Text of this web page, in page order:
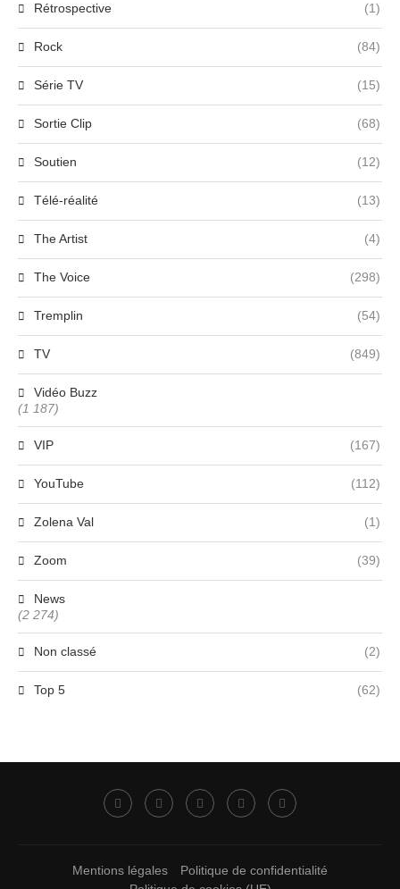
Rétrospective (1)
Rock (84)
Série TV (15)
Sortie Clip (68)
Soutien (12)
Télé-réalité (13)
The Artist (4)
The Voice (298)
Tremplin (54)
TV (849)
Vidéo Buzz
(1 187)
VIP (167)
YouTube (112)
Zolena Val (1)
Zoom (39)
News
(2 274)
Non classé (2)
Top 5 (62)
Mentions légales
Politique de confidentialité